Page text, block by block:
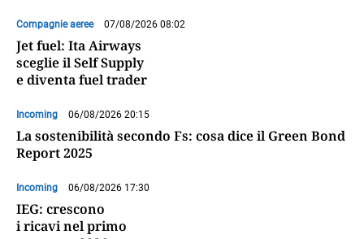
Compagnie aeree 07/08/2026 08:02
Jet fuel: Ita Airways
sceglie il Self Supply
e diventa fuel trader
Incoming 06/08/2026 20:15
La sostenibilità secondo Fs: cosa dice il Green Bond
Report 2025
Incoming 06/08/2026 17:30
IEG: crescono
i ricavi nel primo